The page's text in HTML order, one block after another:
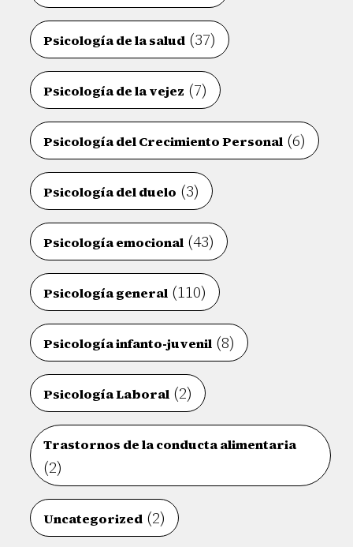
Psicología de la salud (37)
Psicología de la vejez (7)
Psicología del Crecimiento Personal (6)
Psicología del duelo (3)
Psicología emocional (43)
Psicología general (110)
Psicología infanto-juvenil (8)
Psicología Laboral (2)
Trastornos de la conducta alimentaria
(2)
Uncategorized (2)